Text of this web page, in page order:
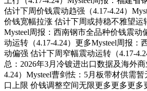
估计下周价钱震动趋强（4.17-4.24）
价钱宽幅拉涨 估计下周或持稳不雅望运
Mysteel周报：西南钢市全品种价钱震动
动运转（4.17-4.24）更多Mysteel周报：
动偏强 估计下周窄幅震动运转（4.17-
总：2026年3月冷镀进出口数据及海外
4.24）Mysteel曹剑怯：5月板带材供需
口上限 价钱调整空间无限更多更多更多